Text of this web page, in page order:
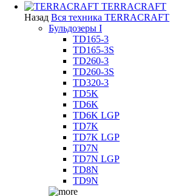
TERRACRAFT
Назад Вся техника TERRACRAFT
Бульдозеры I
TD165-3
TD165-3S
TD260-3
TD260-3S
TD320-3
TD5K
TD6K
TD6K LGP
TD7K
TD7K LGP
TD7N
TD7N LGP
TD8N
TD9N